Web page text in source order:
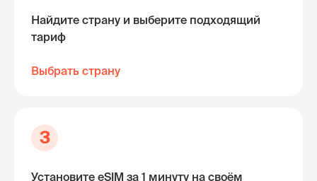
Найдите страну и выберите подходящий
тариф
Выбрать страну
3
Установите eSIM за 1 минуту на своём